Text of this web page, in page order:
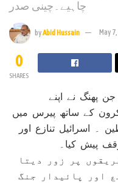
چاہیے۔چینی صدر
byAbid Hussain May
0
SHARES
پھنگ نے اپنے
کے ساتھ پیرس میں
۔ اسرائیل تنازع اور
پیش کیا۔
پر زور دیتا
اور پائیدار جنگ